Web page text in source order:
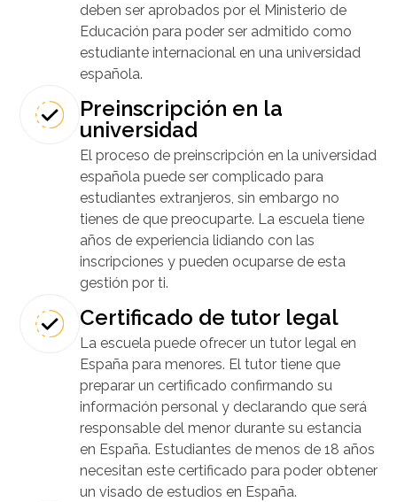
deben ser aprobados por el Ministerio de
Educación para poder ser admitido como
estudiante internacional en una universidad
española.
Preinscripción en la
universidad
El proceso de preinscripción en la universidad
española puede ser complicado para
estudiantes extranjeros, sin embargo no
tienes de que preocuparte. La escuela tiene
años de experiencia lidiando con las
inscripciones y pueden ocuparse de esta
gestión por ti.
Certificado de tutor legal
La escuela puede ofrecer un tutor legal en
España para menores. El tutor tiene que
preparar un certificado confirmando su
información personal y declarando que será
responsable del menor durante su estancia
en España. Estudiantes de menos de 18 años
necesitan este certificado para poder obtener
un visado de estudios en España.